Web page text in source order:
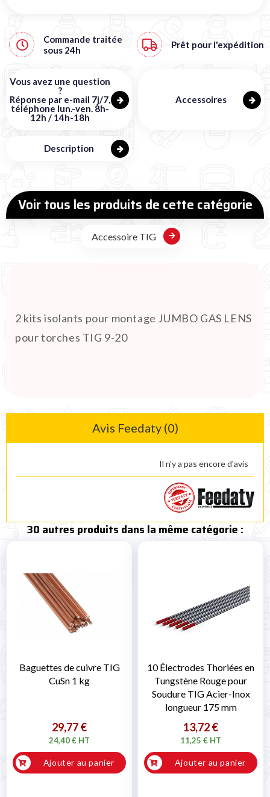
Commande traitée
sous 24h Prêt pour l'expédition
Vous avez une question
?
Réponse par e-mail 7j/7,
téléphone lun.-ven. 8h-
12h / 14h-18h
Accessoires
Description
Voir tous les produits de cette catégorie
Accessoire TIG
2 kits isolants pour montage JUMBO GAS LENS
pour torches TIG 9-20
Avis Feedaty (0)
Il n'y a pas encore d'avis
30 autres produits dans la même catégorie :
Baguettes de cuivre TIG
CuSn 1 kg
29,77 €
24,40 € HT
Ajouter au panier
10 Électrodes Thoriées en
Tungstène Rouge pour
Soudure TIG Acier-Inox
longueur 175 mm
13,72 €
11,25 € HT
Ajouter au panier